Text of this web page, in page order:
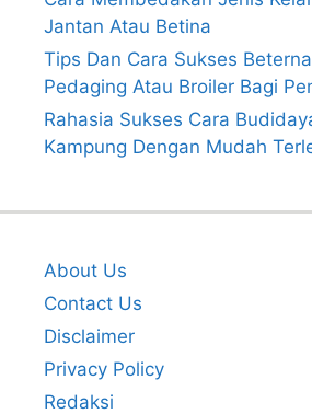
Jantan Atau Betina
Tips Dan Cara Sukses
Pedaging Atau Broiler Bagi
Rahasia Sukses Cara
Kampung Dengan Mudah
About Us
Contact Us
Disclaimer
Privacy Policy
Redaksi